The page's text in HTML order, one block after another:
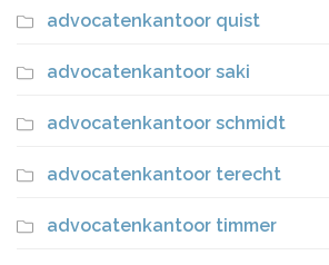
advocatenkantoor quist
advocatenkantoor saki
advocatenkantoor schmidt
advocatenkantoor terecht
advocatenkantoor timmer